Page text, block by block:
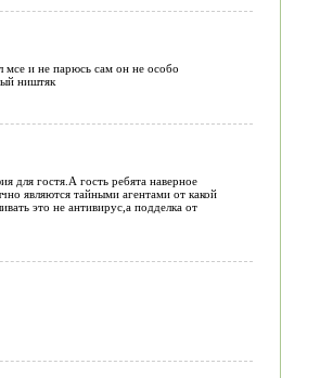
мсе и не парюсь сам он не особо
ништяк
для гостя.А гость ребята наверное
являются тайными агентами от какой
это не антивирус,а подделка от